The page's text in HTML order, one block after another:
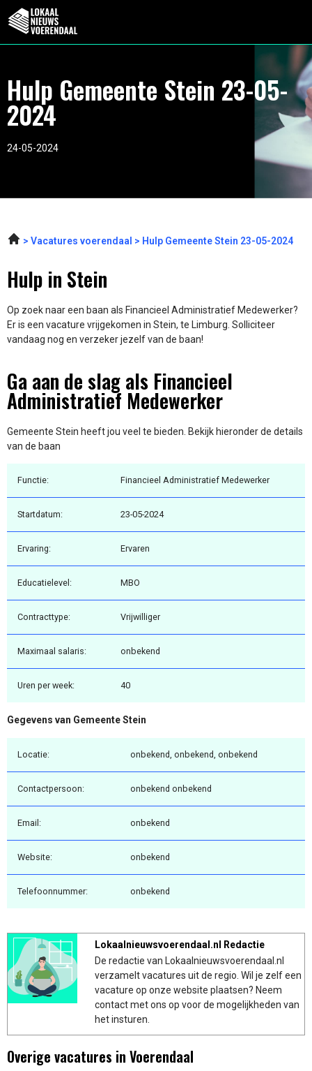
Hulp Gemeente Stein 23-05-
2024
24-05-2024
Vacatures voerendaal Hulp Gemeente Stein 23-05-2024
Hulp in Stein
Op zoek naar een baan als Financieel Administratief Medewerker?
Er is een vacature vrijgekomen in Stein, te Limburg. Solliciteer
vandaag nog en verzeker jezelf van de baan!
Ga aan de slag als Financieel
Administratief Medewerker
Gemeente Stein heeft jou veel te bieden. Bekijk hieronder de details
van de baan
Functie: Financieel Administratief Medewerker
Startdatum: 23-05-2024
Ervaring: Ervaren
Educatielevel: MBO
Contracttype: Vrijwilliger
Maximaal salaris: onbekend
Uren per week: 40
Gegevens van Gemeente Stein
Locatie: onbekend, onbekend, onbekend
Contactpersoon: onbekend onbekend
Email: onbekend
Website: onbekend
Telefoonnummer: onbekend
Lokaalnieuwsvoerendaal.nl Redactie
De redactie van Lokaalnieuwsvoerendaal.nl
verzamelt vacatures uit de regio. Wil je zelf een
vacature op onze website plaatsen? Neem
contact met ons op voor de mogelijkheden van
het insturen.
Overige vacatures in Voerendaal